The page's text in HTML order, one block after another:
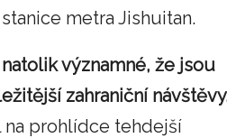
metra Jishuitan.
významné, že jsou
zahraniční
na prohlídce tehdejší